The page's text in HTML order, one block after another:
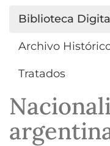
Biblioteca
Archivo
Tratados